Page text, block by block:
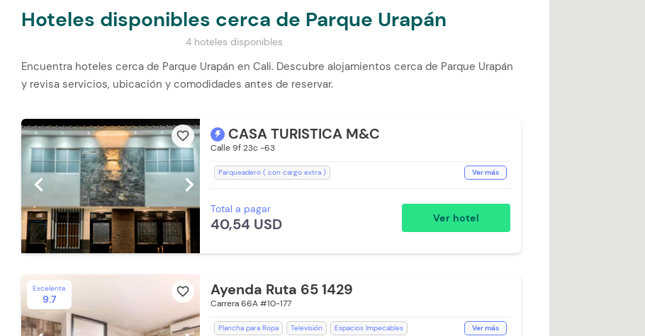
Hoteles disponibles cerca de Parque Urapán
4 hoteles disponibles
Encuentra hoteles cerca de Parque Urapán en Cali. Descubre alojamientos cerca de Parque Urapán
y revisa servicios, ubicación y comodidades antes de reservar.
favorite_border
chevron_left chevron_right
CASA TURISTICA M&C
Calle 9f 23c -63
Parqueadero ( con cargo extra )
Aceptan Niños
Televisión
Televisión con Netflix
Ver más
Total a pagar
40,54 USD Ver hotel
Excelente
9.7
favorite_border Ayenda Ruta 65 1429
Carrera 66A #10-177
Plancha para Ropa Televisión
Espacios Impecables
Ver más